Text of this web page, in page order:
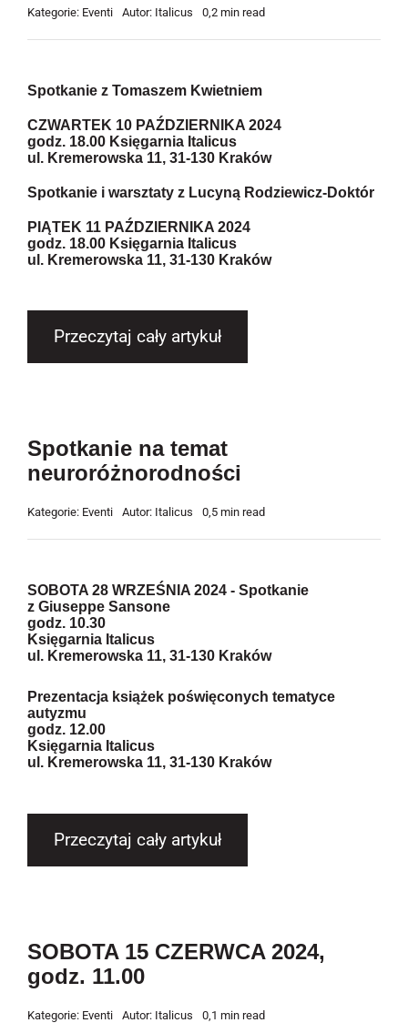
Kategorie: Eventi Autor: Italicus 0,2 min read
Spotkanie z Tomaszem Kwietniem
CZWARTEK 10 PAŹDZIERNIKA 2024
godz. 18.00 Księgarnia Italicus
ul. Kremerowska 11, 31-130 Kraków
Spotkanie i warsztaty z Lucyną Rodziewicz-Doktór
PIĄTEK 11 PAŹDZIERNIKA 2024
godz. 18.00 Księgarnia Italicus
ul. Kremerowska 11, 31-130 Kraków
Przeczytaj cały artykuł
Spotkanie na temat
neuroróżnorodności
Kategorie: Eventi Autor: Italicus 0,5 min read
SOBOTA 28 WRZEŚNIA 2024 - Spotkanie
z Giuseppe Sansone
godz. 10.30
Księgarnia Italicus
ul. Kremerowska 11, 31-130 Kraków
Prezentacja książek poświęconych tematyce
autyzmu
godz. 12.00
Księgarnia Italicus
ul. Kremerowska 11, 31-130 Kraków
Przeczytaj cały artykuł
SOBOTA 15 CZERWCA 2024,
godz. 11.00
Kategorie: Eventi Autor: Italicus 0,1 min read